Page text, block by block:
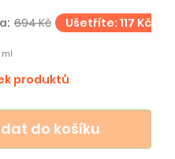
694 Kč Ušetříte: 117 Kč
ml
produktů
do košíku